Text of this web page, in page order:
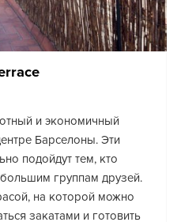
и экономичный
Барселоны. Эти
подойдут тем, кто
группам друзей.
на которой можно
закатами и готовить